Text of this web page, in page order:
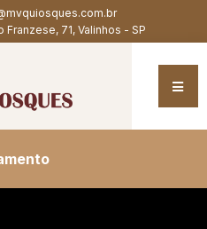
Franzese, 71, Valinhos - SP